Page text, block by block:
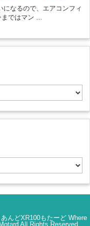
になるので、エアコンフィ
ではマン ...
んどXR100もたーど Where
All Rights Reserved.